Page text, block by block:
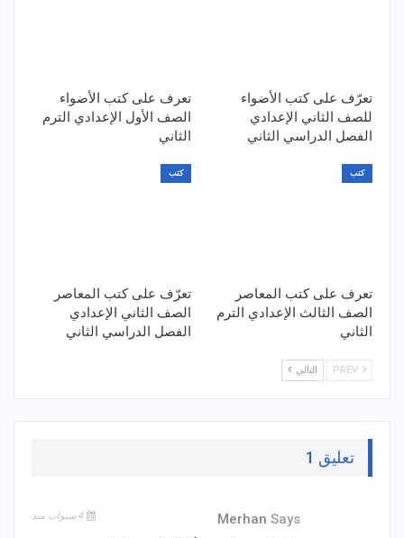
تعرّف على كتب الأضواء
للصف الثاني الإعدادي
الفصل الدراسي الثاني
تعرف على كتب الأضواء
الصف الأول الإعدادي الترم
الثاني
كتب
تعرف على كتب المعاصر
الصف الثالث الإعدادي الترم
الثاني
كتب
تعرّف على كتب المعاصر
الصف الثاني الإعدادي
الفصل الدراسي الثاني
التالي
تعليق 1
Merhan Says